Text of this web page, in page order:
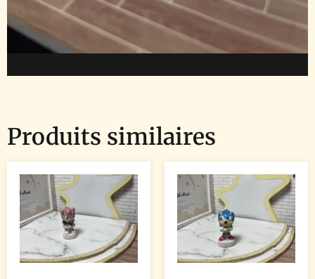
Produits similaires